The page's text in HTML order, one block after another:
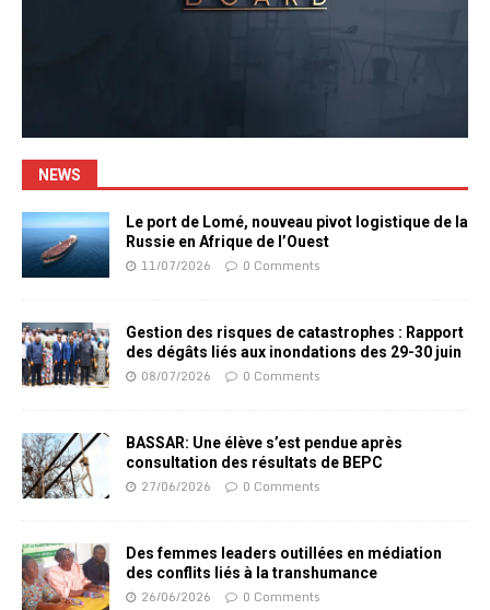
NEWS
Le port de Lomé, nouveau pivot logistique de la
Russie en Afrique de l’Ouest
11/07/2026 0 Comments
Gestion des risques de catastrophes : Rapport
des dégâts liés aux inondations des 29-30 juin
08/07/2026 0 Comments
BASSAR: Une élève s’est pendue après
consultation des résultats de BEPC
27/06/2026 0 Comments
Des femmes leaders outillées en médiation
des conflits liés à la transhumance
26/06/2026 0 Comments